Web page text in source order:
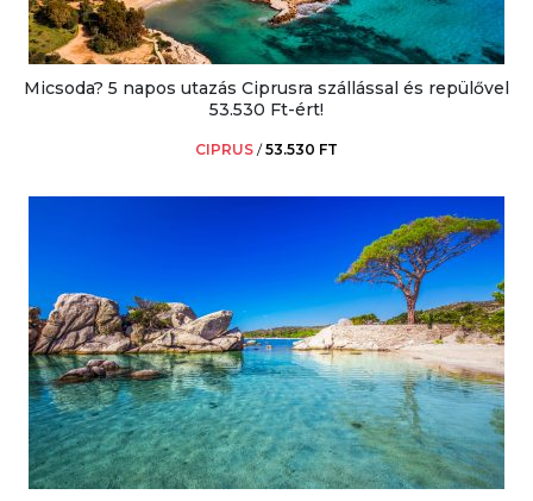
Micsoda? 5 napos utazás Ciprusra szállással és repülővel
53.530 Ft-ért!
CIPRUS /53.530 FT